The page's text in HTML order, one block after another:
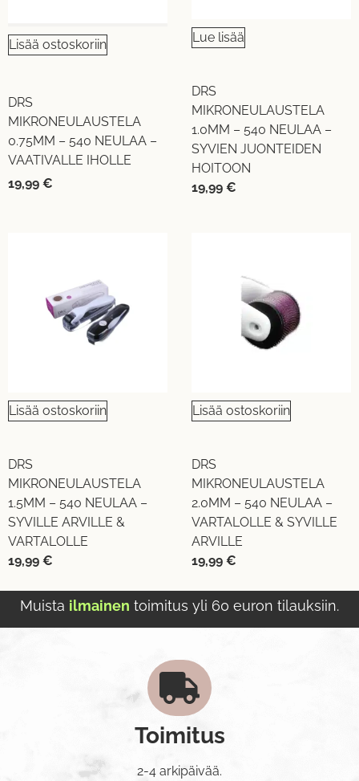
Lisää ostoskoriin
DRS
MIKRONEULAUSTELA
0.75MM – 540 NEULAA –
VAATIVALLE IHOLLE
19,99 €
Lue lisää
DRS
MIKRONEULAUSTELA
1.0MM – 540 NEULAA –
SYVIEN JUONTEIDEN
HOITOON
19,99 €
Lisää ostoskoriin
DRS
MIKRONEULAUSTELA
1.5MM – 540 NEULAA –
SYVILLE ARVILLE &
VARTALOLLE
19,99 €
Lisää ostoskoriin
DRS
MIKRONEULAUSTELA
2.0MM – 540 NEULAA –
VARTALOLLE & SYVILLE
ARVILLE
19,99 €
Muista ilmainen toimitus yli 60 euron tilauksiin.
Toimitus
2-4 arkipäivää.